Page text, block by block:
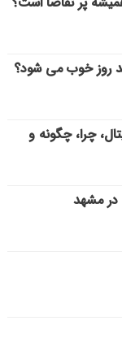
روز خوب می‌ شود؟
چرا، چگونه و
مشهد